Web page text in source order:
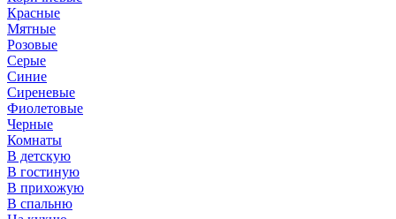
Красные
Мятные
Розовые
Серые
Синие
Сиреневые
Фиолетовые
Черные
Комнаты
В детскую
В гостиную
В прихожую
В спальню